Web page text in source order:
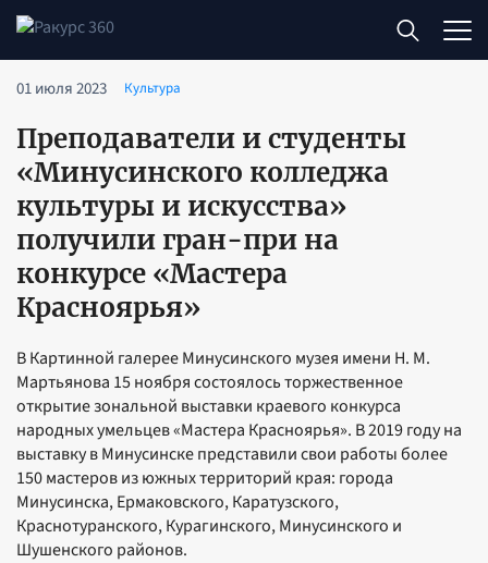
01 июля 2023 Культура
Преподаватели и студенты
«Минусинского колледжа
культуры и искусства»
получили гран-при на
конкурсе «Мастера
Красноярья»
В Картинной галерее Минусинского музея имени Н. М.
Мартьянова 15 ноября состоялось торжественное
открытие зональной выставки краевого конкурса
народных умельцев «Мастера Красноярья». В 2019 году на
выставку в Минусинске представили свои работы более
150 мастеров из южных территорий края: города
Минусинска, Ермаковского, Каратузского,
Краснотуранского, Курагинского, Минусинского и
Шушенского районов.